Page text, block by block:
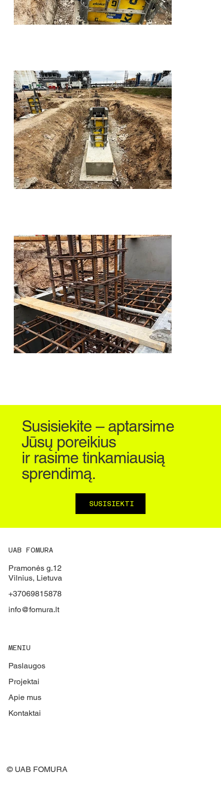
Susisiekite – aptarsime
Jūsų poreikius
ir rasime tinkamiausią
sprendimą.
SUSISIEKTI
© UAB FOMURA
UAB FOMURA
Pramonės g.12
Vilnius, Lietuva
+37069815878
info@fomura.lt
MENIU
Paslaugos
Projektai
Apie mus
Kontaktai